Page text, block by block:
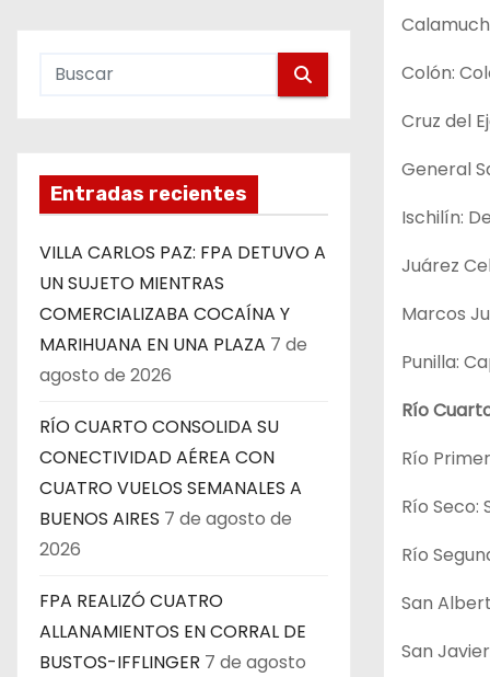
Entradas recientes
VILLA CARLOS PAZ: FPA DETUVO A
UN SUJETO MIENTRAS
COMERCIALIZABA COCAÍNA Y
MARIHUANA EN UNA PLAZA 7 de
agosto de 2026
RÍO CUARTO CONSOLIDA SU
CONECTIVIDAD AÉREA CON
CUATRO VUELOS SEMANALES A
BUENOS AIRES 7 de agosto de
2026
FPA REALIZÓ CUATRO
ALLANAMIENTOS EN CORRAL DE
BUSTOS-IFFLINGER 7 de agosto
Colón:
Cruz del
General
Ischilín:
Juárez
Marcos
Punilla:
Río
Río
Río Seco:
Río
San
San